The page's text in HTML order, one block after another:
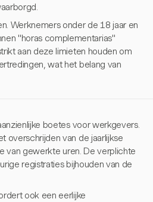
Werknemers onder de 18 jaar en
"horas complementarias"
aan deze limieten houden om
wat het belang van
boetes voor werkgevers.
overschrijden van de jaarlijkse
van gewerkte uren. De verplichte
registraties bijhouden van de
ook een eerlijke